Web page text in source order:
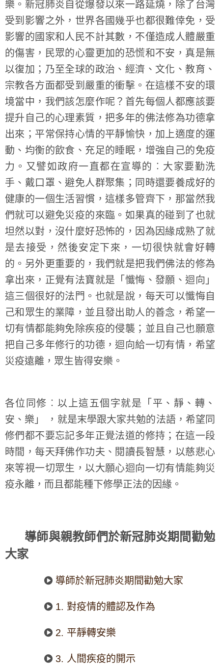
樂。新冠肺炎自從爆發以來一路延燒，除了台灣
受到影響之外，世界各國幾乎也都很難倖免，受
影響的國家和人民不計其數，不僅造成人體嚴重
的傷害，民眾的心靈更加的恐慌和不安，真是無
以復加；乃至全球的政治、經濟、文化、教育、
宗教各方面都受到嚴重的衝擊。在這樣不安的環
境當中，我們該怎麼作呢？首先每個人都應該要
提升自己的心理素質，把多年的佛法修為功德拿
出來；平常保持心情的平靜愉快，加上適度的運
動、均衡的飲食、充足的睡眠，增強自己的免疫
力。又譬如政府一直都在宣導的︰大家要勤洗
手、戴口罩、避免人群聚集；同時還要養成好的
健康的一個生活習慣，這樣多管齊下，那當然我
們就可以避免災疫的來臨。如果真的碰到了也就
坦然以對，沒什麼好恐怖的，因為因緣成熟了就
是去接受，然後安定下來，一切很快就會好轉
的。另外更重要的，我們就是把我們佛法的修為
拿出來，正覺有法寶就是「懺悔、發願、迴向」
這三個很好的法門。也就是說，每天可以懺悔自
己和眾生的業障，並且發出助人的善念，希望一
切有情都能夠免除疾疫的侵襲；並且自己也願意
把自己多年修行的功德，迴向給一切有情，希望
災疫遠離，眾生皆得安樂。
各位同修︰以上這五個字就是「平、靜、轉、
安、樂」 ，就是末學跟大家共勉的法語，希望同
修們都不要忘記多年正覺法道的修持；在這一段
時間，每天拜佛作功夫、閱讀長智慧，以慈悲心
來等視一切眾生，以大願心迴向一切有情能夠災
疫永離，而且都能種下修學正法的因緣。
導師與親教師們於新冠肺炎期間勸勉
大家
導師於新冠肺炎期間勸勉大家
1. 對疫情的體認及作為
2. 平靜轉安樂
3. 人間疾疫的開示